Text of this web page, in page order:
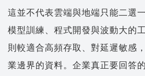
這並不代表雲端與地端只能二選
模型訓練、程式開發與波動大的
則較適合高頻存取、對延遲敏感
業邊界的資料。企業真正要回答